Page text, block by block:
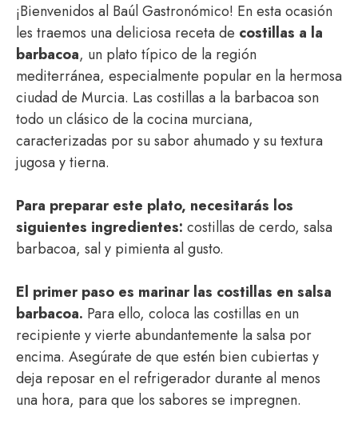
¡Bienvenidos al Baúl Gastronómico! En esta ocasión
les traemos una deliciosa receta de costillas a la
barbacoa, un plato típico de la región
mediterránea, especialmente popular en la hermosa
ciudad de Murcia. Las costillas a la barbacoa son
todo un clásico de la cocina murciana,
caracterizadas por su sabor ahumado y su textura
jugosa y tierna.
Para preparar este plato, necesitarás los
siguientes ingredientes: costillas de cerdo, salsa
barbacoa, sal y pimienta al gusto.
El primer paso es marinar las costillas en salsa
barbacoa. Para ello, coloca las costillas en un
recipiente y vierte abundantemente la salsa por
encima. Asegúrate de que estén bien cubiertas y
deja reposar en el refrigerador durante al menos
una hora, para que los sabores se impregnen.